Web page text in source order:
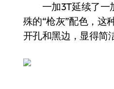
一加3T延续了一加
殊的“枪灰”配色，这
开孔和黑边，显得简